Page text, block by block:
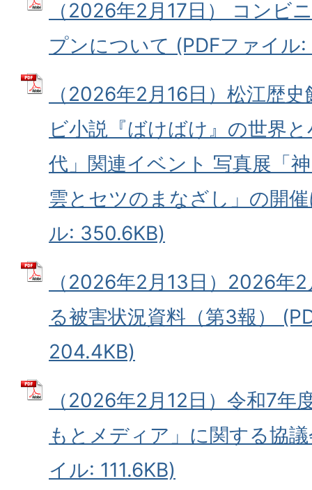
（2026年2月17日） コンビ
プンについて (PDFファイル:
（2026年2月16日）松江歴
ビ小説『ばけばけ』の世界
代」関連イベント 写真展「
雲とセツのまなざし」の開
ル: 350.6KB)
（2026年2月13日）2026年
る被害状況資料（第3報）
204.4KB)
（2026年2月12日）令和7年
もとメディア」に関する協
イル: 111.6KB)